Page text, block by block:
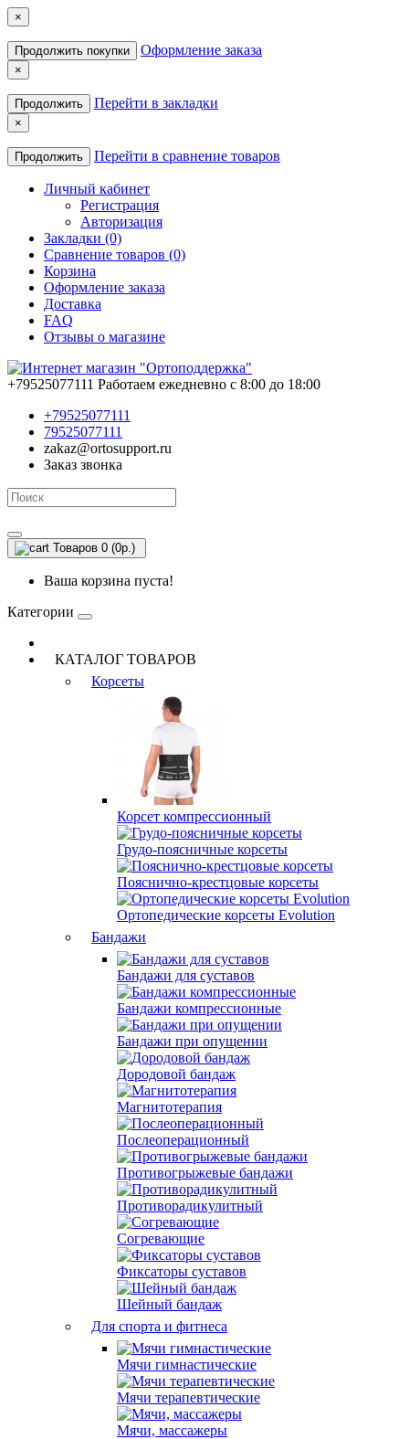
×
Продолжить покупки Оформление заказа
×
Продолжить Перейти в закладки
×
Продолжить Перейти в сравнение товаров
Личный кабинет
Регистрация
Авторизация
Закладки (0)
Сравнение товаров (0)
Корзина
Оформление заказа
Доставка
FAQ
Отзывы о магазине
+79525077111 Работаем ежедневно с 8:00 до 18:00
+79525077111
79525077111
zakaz@ortosupport.ru
Заказ звонка
Товаров 0 (0р.)
Ваша корзина пуста!
Категории
КАТАЛОГ ТОВАРОВ
Корсеты
Корсет компрессионный
Грудо-поясничные корсеты
Пояснично-крестцовые корсеты
Ортопедические корсеты Evolution
Бандажи
Бандажи для суставов
Бандажи компрессионные
Бандажи при опущении
Дородовой бандаж
Магнитотерапия
Послеоперационный
Противогрыжевые бандажи
Противорадикулитный
Согревающие
Фиксаторы суставов
Шейный бандаж
Для спорта и фитнеса
Мячи гимнастические
Мячи терапевтические
Мячи, массажеры